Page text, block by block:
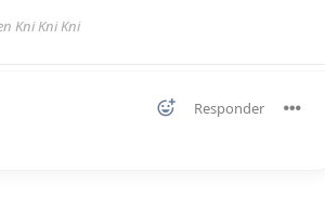
Kni Kni Kni
Responder